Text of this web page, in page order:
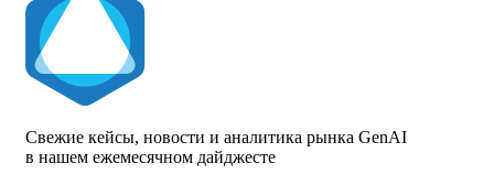
Свежие кейсы, новости и аналитика рынка GenAI
в нашем ежемесячном дайджесте